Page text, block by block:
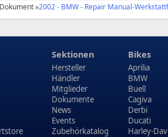
»2002 - BMW - Repair Manual-
Sektionen
Hersteller
Händler
Mitglieder
Dokumente
News
Events
Zubehörkatalog
Bikes
Aprilia
BMW
Buell
Cagiva
Derbi
Ducati
Harley-